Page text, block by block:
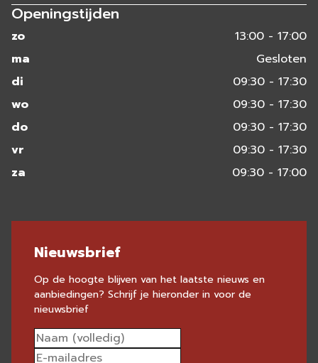
Openingstijden
zo
13:00 - 17:00
ma
Gesloten
di
09:30 - 17:30
wo
09:30 - 17:30
do
09:30 - 17:30
vr
09:30 - 17:30
za
09:30 - 17:00
Nieuwsbrief
Op de hoogte blijven van het laatste nieuws en
aanbiedingen? Schrijf je hieronder in voor de
nieuwsbrief